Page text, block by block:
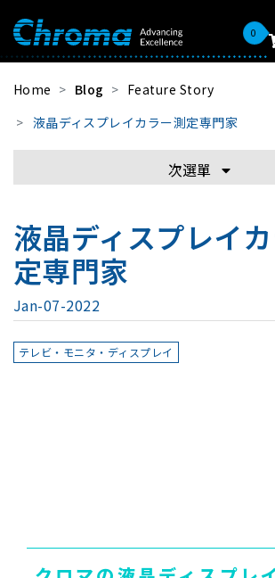
0
Home Blog
Feature Story
液晶ディスプレイカラー測定専門家
次選單
液晶ディスプレイ
定専門家
Jan-07-2022
テレビ・モニタ・ディスプレイ